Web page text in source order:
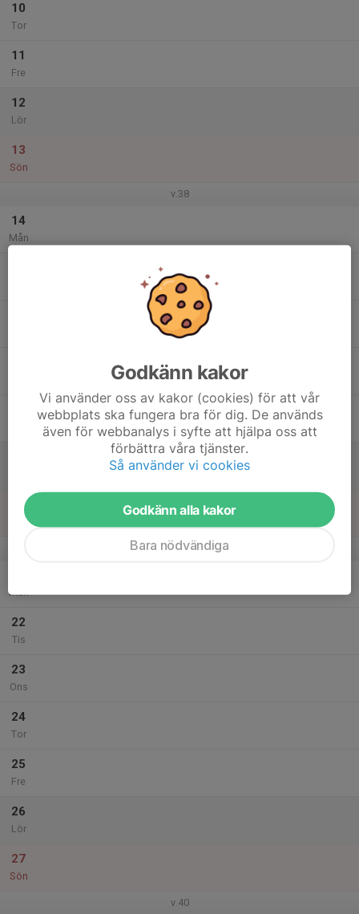
10
Tor
11
Fre
12
Lör
13
Sön
v.38
14
Mån
20
Sön
v.39
Mån
22
Tis
23
Ons
24
Tor
25
Fre
26
Lör
27
Sön
v.40
Godkänn kakor
Vi använder oss av kakor (cookies) för att vår
webbplats ska fungera bra för dig. De används
även för webbanalys i syfte att hjälpa oss att
förbättra våra tjänster.
Så använder vi cookies
Godkänn alla kakor
Bara nödvändiga